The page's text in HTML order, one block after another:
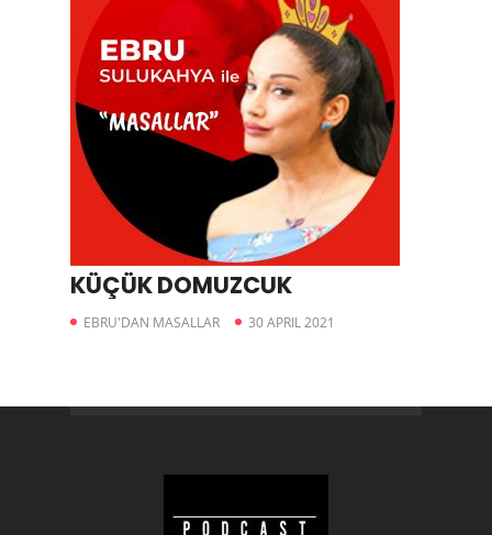
KÜÇÜK DOMUZCUK
EBRU'DAN MASALLAR 30 APRIL 2021